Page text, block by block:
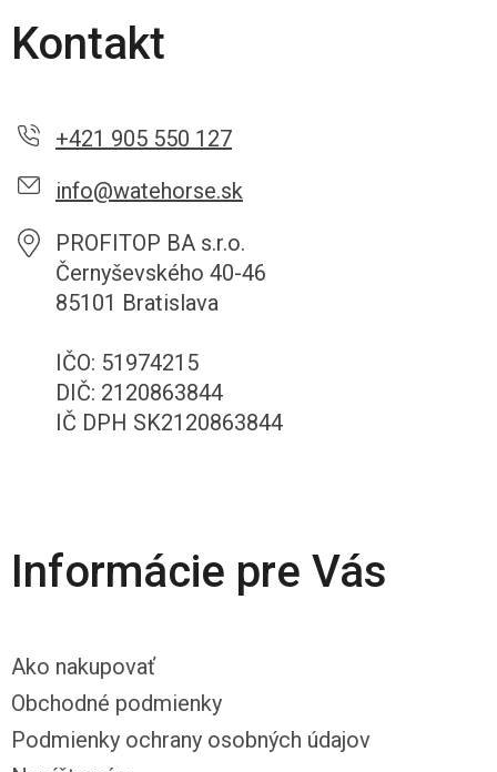
Kontakt
+421 905 550 127
info@watehorse.sk
PROFITOP BA s.r.o.
Černyševského 40-46
85101 Bratislava
IČO: 51974215
DIČ: 2120863844
IČ DPH SK2120863844
Informácie pre Vás
Ako nakupovať
Obchodné podmienky
Podmienky ochrany osobných údajov